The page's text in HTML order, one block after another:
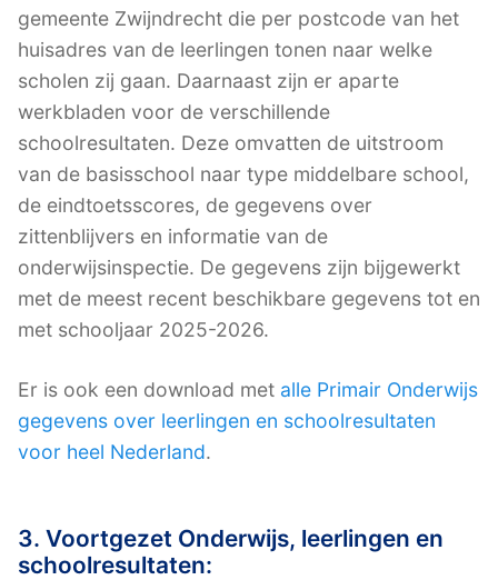
gemeente Zwijndrecht die per postcode van het
huisadres van de leerlingen tonen naar welke
scholen zij gaan. Daarnaast zijn er aparte
werkbladen voor de verschillende
schoolresultaten. Deze omvatten de uitstroom
van de basisschool naar type middelbare school,
de eindtoetsscores, de gegevens over
zittenblijvers en informatie van de
onderwijsinspectie. De gegevens zijn bijgewerkt
met de meest recent beschikbare gegevens tot en
met schooljaar 2025-2026.
Er is ook een download met alle Primair Onderwijs
gegevens over leerlingen en schoolresultaten
voor heel Nederland.
3. Voortgezet Onderwijs, leerlingen en
schoolresultaten: